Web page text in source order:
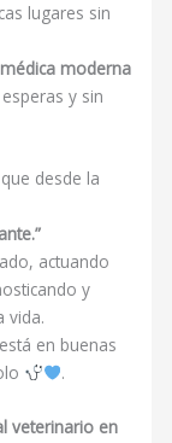
lugares sin
moderna
y sin
desde la
actuando
y
vida.
en buenas
.
veterinario en